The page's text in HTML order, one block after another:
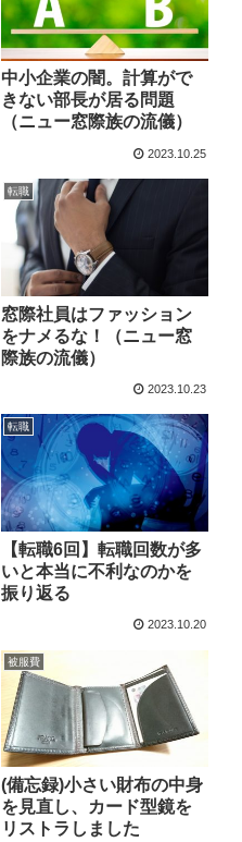
中小企業の闇。計算がで
きない部長が居る問題
（ニュー窓際族の流儀）
2023.10.25
転職
窓際社員はファッション
をナメるな！（ニュー窓
際族の流儀）
2023.10.23
転職
【転職6回】転職回数が多
いと本当に不利なのかを
振り返る
2023.10.20
被服費
(備忘録)小さい財布の中身
を見直し、カード型鏡を
リストラしました